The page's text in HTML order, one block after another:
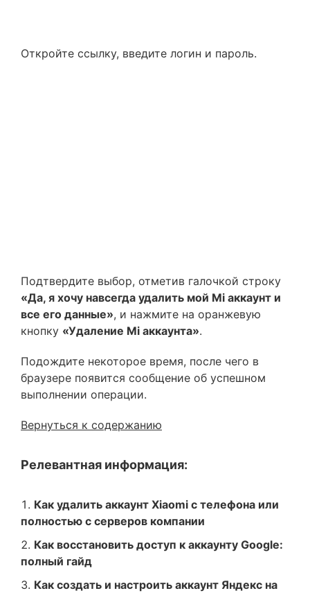
Откройте ссылку, введите логин и пароль.
Подтвердите выбор, отметив галочкой строку
«Да, я хочу навсегда удалить мой Mi аккаунт и
все его данные», и нажмите на оранжевую
кнопку «Удаление Mi аккаунта».
Подождите некоторое время, после чего в
браузере появится сообщение об успешном
выполнении операции.
Вернуться к содержанию
Релевантная информация:
Как удалить аккаунт Xiaomi с телефона или
полностью с серверов компании
Как восстановить доступ к аккаунту Google:
полный гайд
Как создать и настроить аккаунт Яндекс на